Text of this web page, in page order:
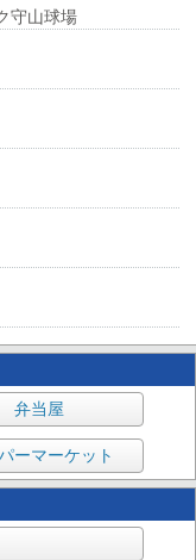
守山球場
弁当屋
ーマーケット